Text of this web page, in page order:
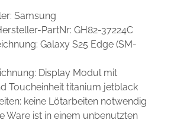
Samsung
PartNr: GH82-37224C
Galaxy S25 Edge (SM-
Display Modul mit
Toucheinheit titanium jetblack
keine Lötarbeiten notwendig
Ware ist in einem unbenutzten